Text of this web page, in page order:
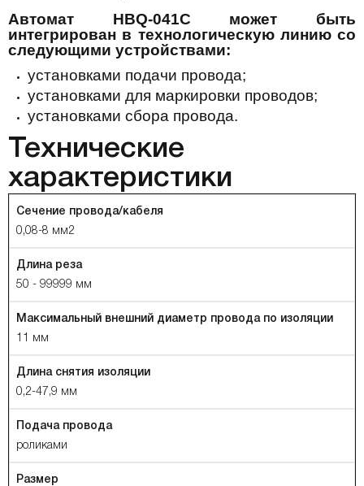
Автомат HBQ-041C может быть
интегрирован в технологическую линию со
следующими устройствами:
установками подачи провода;
установками для маркировки проводов;
установками сбора провода.
Технические
характеристики
Сечение провода/кабеля
0,08-8 мм2
Длина реза
50 - 99999 мм
Максимальный внешний диаметр провода по изоляции
11 мм
Длина снятия изоляции
0,2-47,9 мм
Подача провода
роликами
Размер